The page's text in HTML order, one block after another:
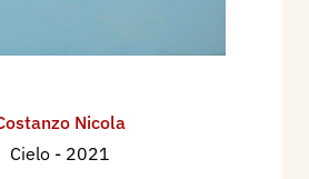
Nicola
Cielo - 2021